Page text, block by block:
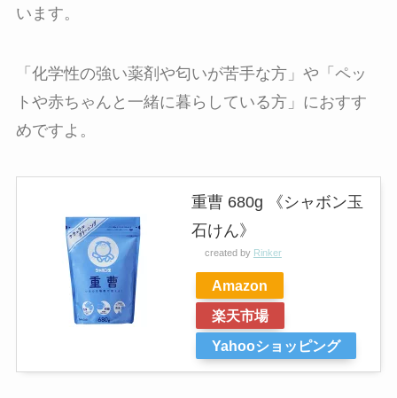
います。
「化学性の強い薬剤や匂いが苦手な方」や「ペッ
トや赤ちゃんと一緒に暮らしている方」におすす
めですよ。
重曹 680g 《シャボン玉
石けん》
created by Rinker
Amazon
楽天市場
Yahooショッピング